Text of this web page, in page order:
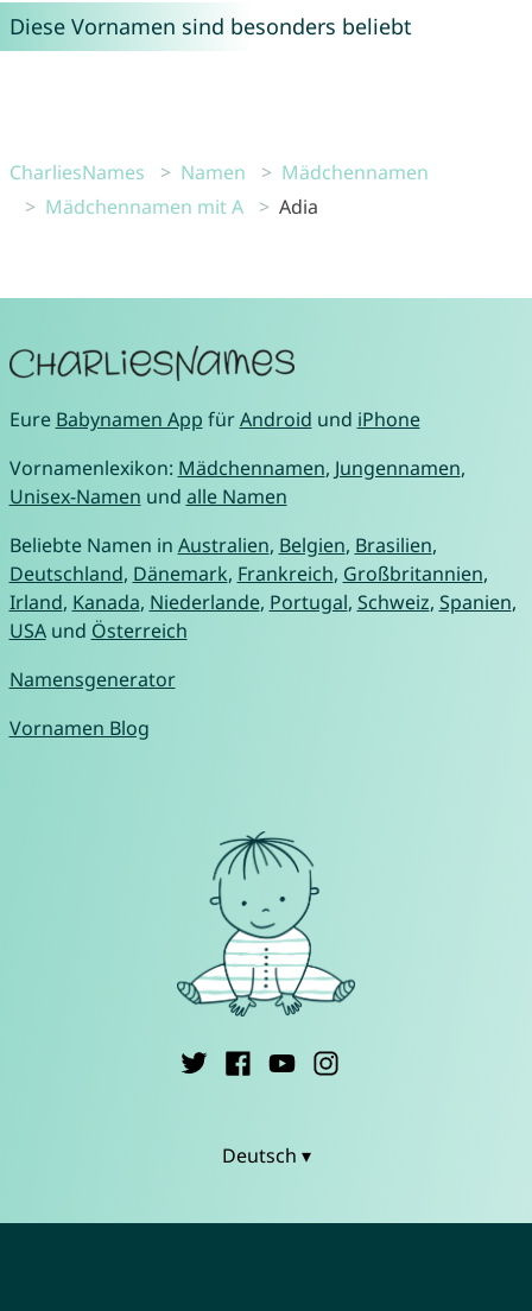
Diese Vornamen sind besonders beliebt
CharliesNames Namen
Mädchennamen
Mädchennamen mit A
Adia
Eure Babynamen App fürAndroid und iPhone
Vornamenlexikon: Mädchennamen, Jungennamen,
Unisex-Namen und alle Namen
Beliebte Namen in Australien, Belgien, Brasilien,
Deutschland, Dänemark, Frankreich, Großbritannien,
Irland, Kanada, Niederlande, Portugal, Schweiz, Spanien,
USAund Österreich
Namensgenerator
Vornamen Blog
Deutsch ▾